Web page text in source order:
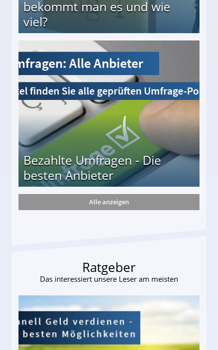
bekommt man es und wie
viel?
und wie viel?
Bezahlte Umfragen - Die
besten Anbieter
Alle anzeigen
Ratgeber
Das interessiert unsere Leser am meisten